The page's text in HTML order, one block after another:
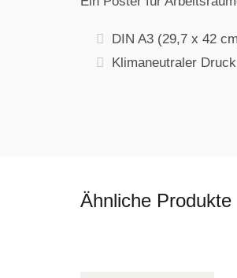
DIN A3 (29,7 x 42
Klimaneutraler
Ähnliche Produkte